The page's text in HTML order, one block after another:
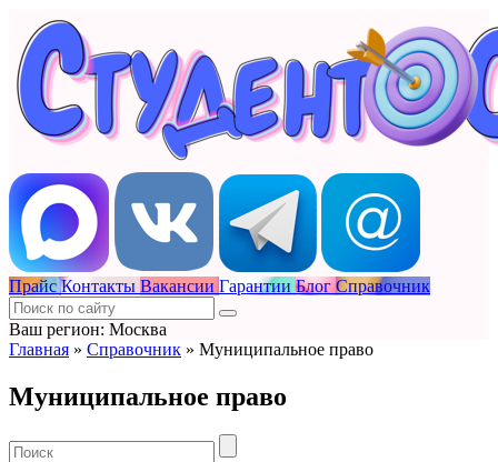
Прайс Контакты Вакансии Гарантии Блог Справочник
Ваш регион: Москва
Главная » Справочник » Муниципальное право
Муниципальное право